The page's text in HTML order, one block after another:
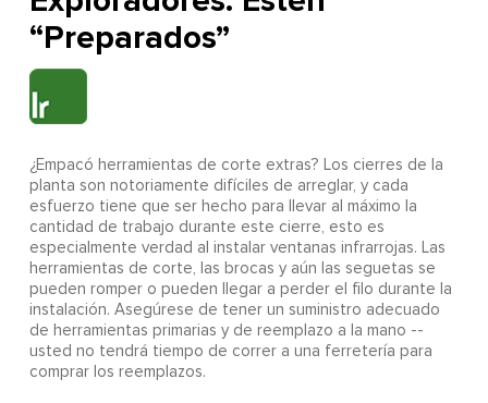
“Preparados”
¿Empacó herramientas de corte extras? Los cierres de la
planta son notoriamente difíciles de arreglar, y cada
esfuerzo tiene que ser hecho para llevar al máximo la
cantidad de trabajo durante este cierre, esto es
especialmente verdad al instalar ventanas infrarrojas. Las
herramientas de corte, las brocas y aún las seguetas se
pueden romper o pueden llegar a perder el filo durante la
instalación. Asegúrese de tener un suministro adecuado
de herramientas primarias y de reemplazo a la mano --
usted no tendrá tiempo de correr a una ferretería para
comprar los reemplazos.